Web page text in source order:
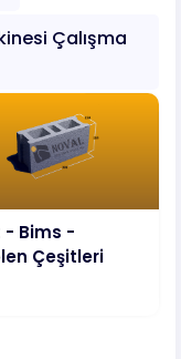
Çalışma
- Bims -
Çeşitleri